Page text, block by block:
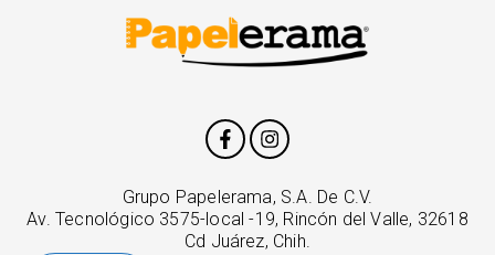
Grupo Papelerama, S.A. De C.V.
Av. Tecnológico 3575-local -19, Rincón del Valle, 32618
Cd Juárez, Chih.